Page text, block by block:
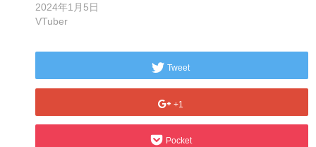
2024年1月5日
VTuber
Tweet
+1
Pocket